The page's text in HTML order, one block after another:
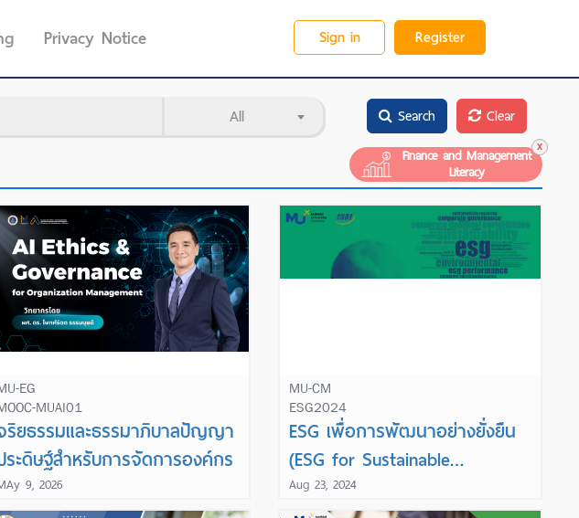
Privacy Notice Sign in Register
All Search Clear
Finance and Management
Literacy
EG
MUAI01
ริยธรรมและธรรมาภิบาลปัญญา
ระดิษฐ์สำหรับการจัดการองค์กร
9, 2026
Learn More
MU-CM
ESG2024
ESG เพื่อการพัฒนาอย่างยั่งยืน
(ESG for Sustainable
Development)
Aug 23, 2024
Learn More Learn More